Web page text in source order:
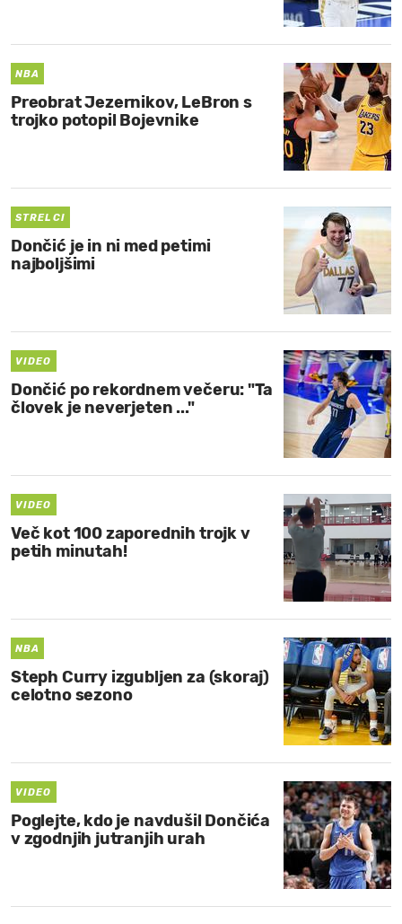
MOJ
NBA
Preobrat Jezernikov, LeBron s
trojko potopil Bojevnike
STRELCI
Dončić je in ni med petimi
najboljšimi
VIDEO
Dončić po rekordnem večeru: "Ta
človek je neverjeten ..."
VIDEO
Več kot 100 zaporednih trojk v
petih minutah!
NBA
Steph Curry izgubljen za (skoraj)
celotno sezono
VIDEO
Poglejte, kdo je navdušil Dončića
v zgodnjih jutranjih urah